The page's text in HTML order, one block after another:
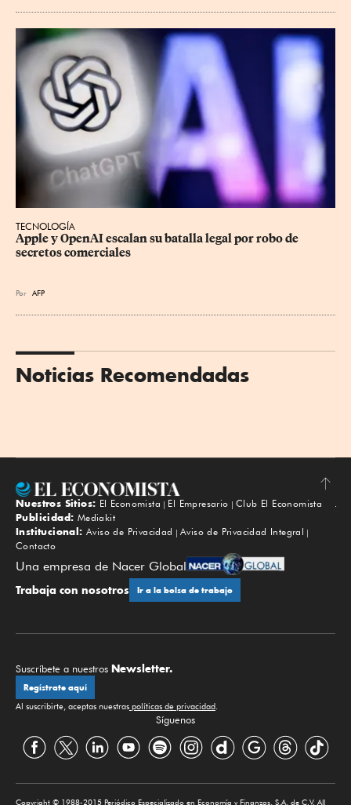
TECNOLOGÍA
Apple y OpenAI escalan su batalla legal por robo de
secretos comerciales
Por AFP
Noticias Recomendadas
Subir
Nuestros Sitios: El Economista El Empresario
Club El Economista
Publicidad: Mediakit
Institucional: Aviso de Privacidad
Aviso de Privacidad Integral
Contacto
Una empresa de Nacer Global
Trabaja con nosotros Ir a la bolsa de trabajo
Suscríbete a nuestros Newsletter.
Regístrate aquí
Al suscribirte, aceptas nuestras políticas de privacidad.
Síguenos
Copyright © 1988-2015 Periódico Especializado en Economía y Finanzas, S.A. de C.V. All